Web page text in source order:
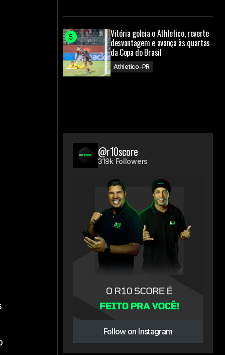
Vitória goleia o Athletico, reverte
desvantagem e avança às quartas
da Copa do Brasil
Athletico-PR
@r10score
319k Followers
Follow on Instagram